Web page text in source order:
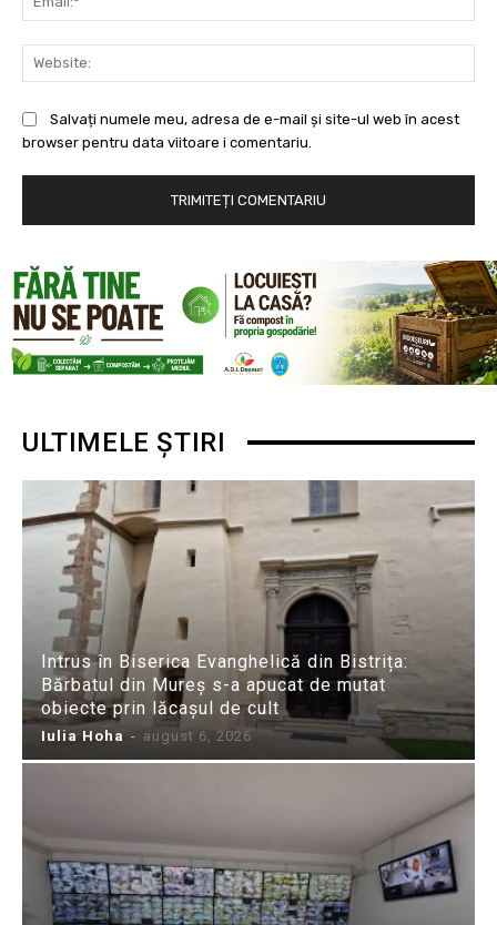
Salvați numele meu, adresa de e-mail și site-ul web în acest
browser pentru data viitoare i comentariu.
ULTIMELE ȘTIRI
Intrus în Biserica Evanghelică din Bistrița:
Bărbatul din Mureș s-a apucat de mutat
obiecte prin lăcașul de cult
Iulia Hoha - august 6, 2026